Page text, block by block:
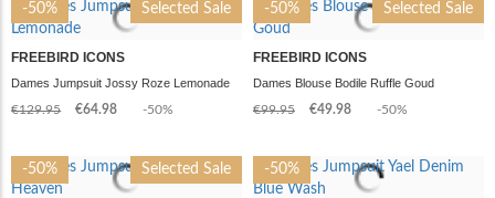
-50% Selected Sale
FREEBIRD ICONS
Dames Jumpsuit Jossy Roze Lemonade
€129.95
€64.98 -50%
-50% Selected Sale
FREEBIRD ICONS
Dames Blouse Bodile Ruffle Goud
€99.95
€49.98 -50%
-50% Selected Sale -50%